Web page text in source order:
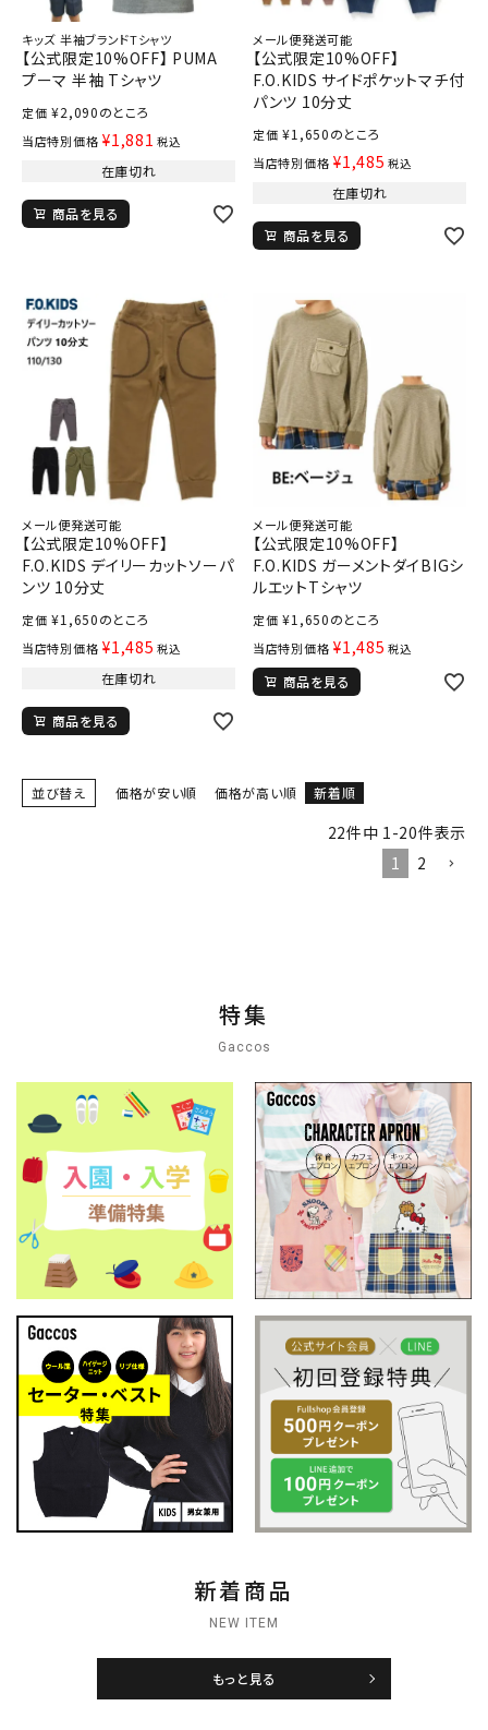
キッズ 半袖ブランドTシャツ
【公式限定10%OFF】 PUMA
プーマ 半袖 Tシャツ
定価 ¥2,090のところ
当店特別価格 ¥1,881 税込
在庫切れ
商品を見る
メール便発送可能
【公式限定10%OFF】
F.O.KIDS サイドポケットマチ付
パンツ 10分丈
定価 ¥1,650のところ
当店特別価格 ¥1,485 税込
在庫切れ
商品を見る
メール便発送可能
【公式限定10%OFF】
F.O.KIDS デイリーカットソーパ
ンツ 10分丈
定価 ¥1,650のところ
当店特別価格 ¥1,485 税込
在庫切れ
商品を見る
メール便発送可能
【公式限定10%OFF】
F.O.KIDS ガーメントダイBIGシ
ルエットTシャツ
定価 ¥1,650のところ
当店特別価格 ¥1,485 税込
商品を見る
並び替え 価格が安い順 価格が高い順 新着順
22件中 1 -20件表示
1
2
特集
Gaccos
新着商品
NEW ITEM
もっと見る